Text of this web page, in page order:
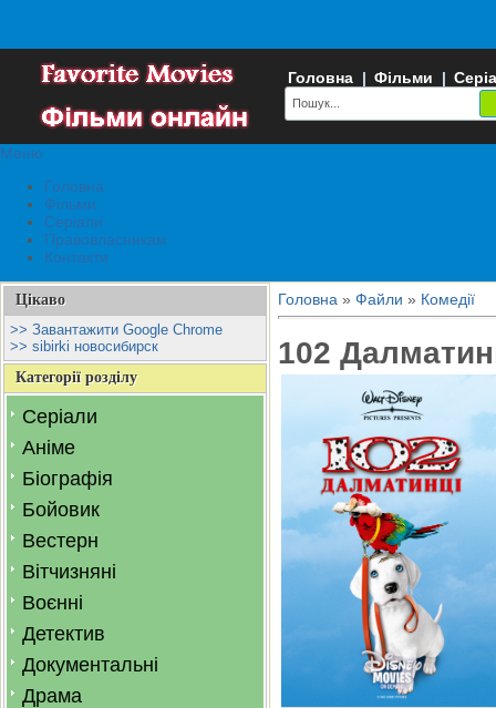
Головна | Фільми |
Меню
Головна
Фільми
Серіали
Правовласникам
Контакти
Цікаво
>> Завантажити Google Chrome
>> sibirki новосибирск
Категорії розділу
Серіали
Аніме
Біографія
Бойовик
Вестерн
Вітчизняні
Воєнні
Детектив
Документальні
Драма
Головна » Файли » Комедії
102